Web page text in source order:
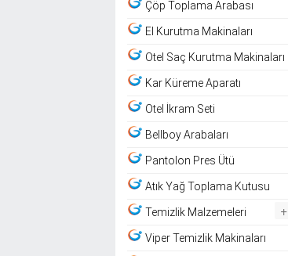
Çöp Toplama Arabası
El Kurutma Makinaları
Otel Saç Kurutma Makinaları
Kar Küreme Aparatı
Otel İkram Seti
Bellboy Arabaları
Pantolon Pres Ütü
Atık Yağ Toplama Kutusu
Temizlik Malzemeleri +
Viper Temizlik Makinaları